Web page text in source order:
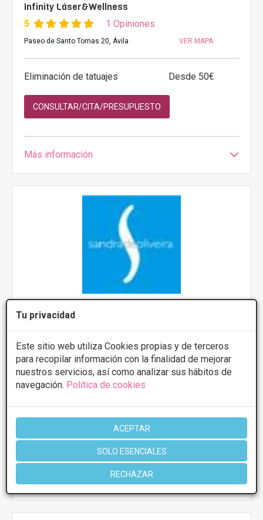
Tu privacidad
Este sitio web utiliza Cookies propias y de terceros
para recopilar información con la finalidad de mejorar
nuestros servicios, así como analizar sus hábitos de
navegación. Política de cookies
ACEPTAR
SOLO ESENCIALES
RECHAZAR
Infinity Láser&Wellness
5 1 Opiniones
Paseo de Santo Tomas 20, Ávila VER MAPA
Eliminación de tatuajes Desde 50€
CONSULTAR/CITA/PRESUPUESTO
Más información
CLINICA DOCTORA SANDRA DE OLIVERIA
PRIMERA CONSULTA GRATUITA & FINANCIACIÓN A
MEDIDA
Presupuestos con5% de descuento *
CONSULTAR/CITA/PRESUPUESTO
Más información